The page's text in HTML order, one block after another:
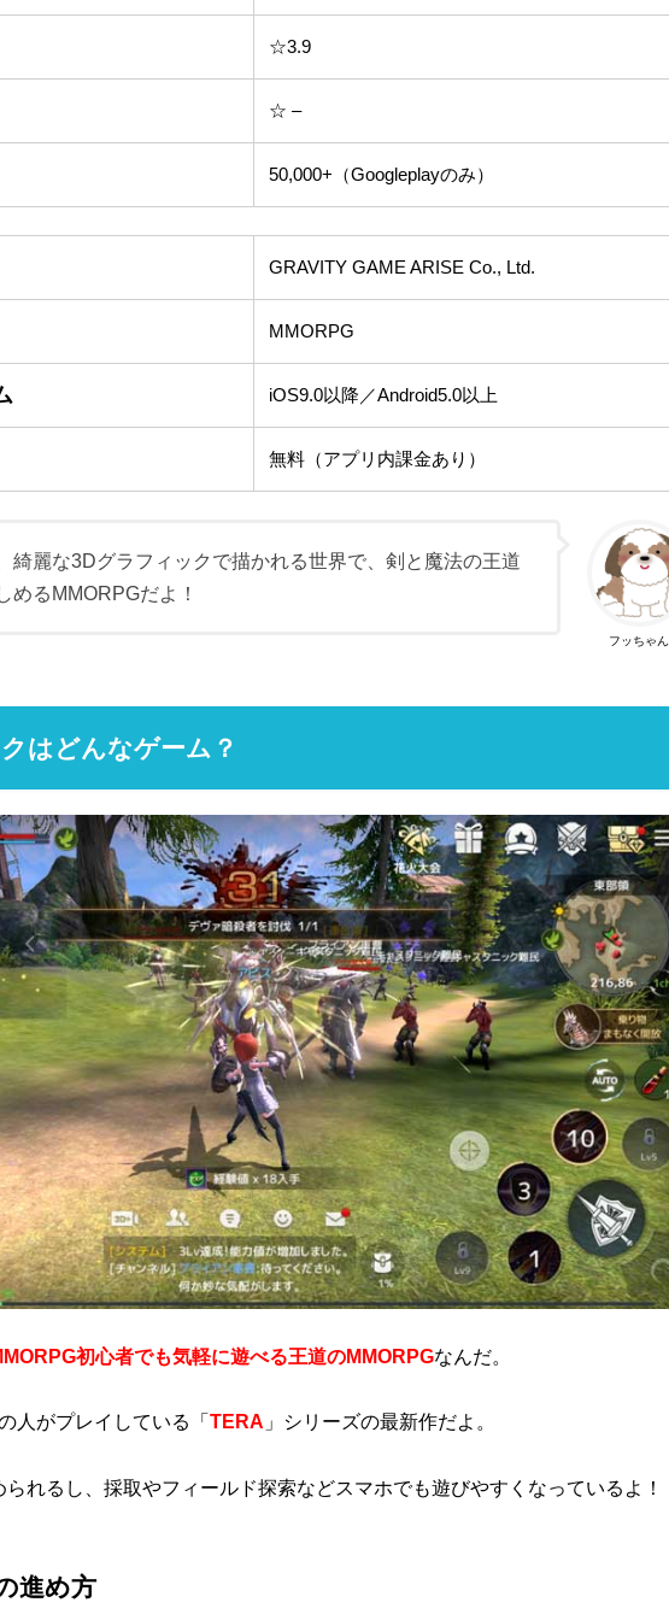
☆3.9
☆ –
50,000+（Googleplayのみ）
GRAVITY GAME ARISE Co., Ltd.
MMORPG
iOS9.0以降／Android5.0以上
無料（アプリ内課金あり）
フッちゃん
綺麗な3Dグラフィックで描かれる世界で、剣と魔法の王道
めるMMORPGだよ！
はどんなゲーム？
初心者でも気軽に遊べる王道のMMORPGなんだ。
人がプレイしている「TERA 」シリーズの最新作だよ。
れるし、採取やフィールド探索などスマホでも遊びやすくなっているよ！
進め方